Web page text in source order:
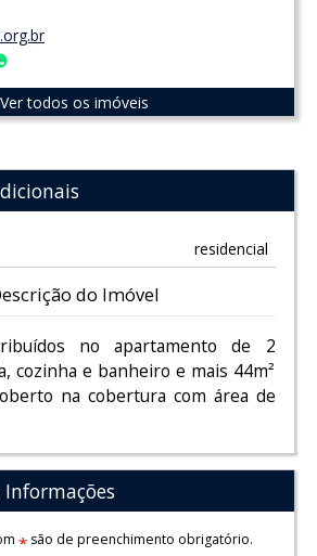
Ver todos os imóveis
residencial
do Imóvel
no apartamento de 2
cozinha e banheiro e mais 44m²
na cobertura com área de
*são de preenchimento obrigatório.